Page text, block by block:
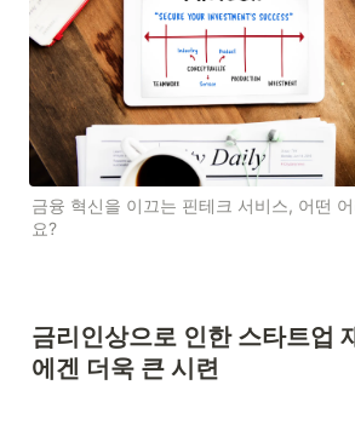
금융 혁신을 이끄는 핀테크 서비스, 어떤
요?
금리인상으로 인한 스타트업
에겐 더욱 큰 시련